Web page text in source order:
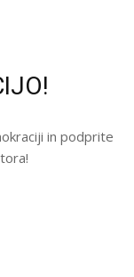
in podprite